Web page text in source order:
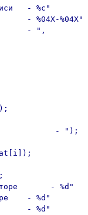
- %c"
- %04X-%04X"
- ",
- ");
- %d"
- %d"
- %d"